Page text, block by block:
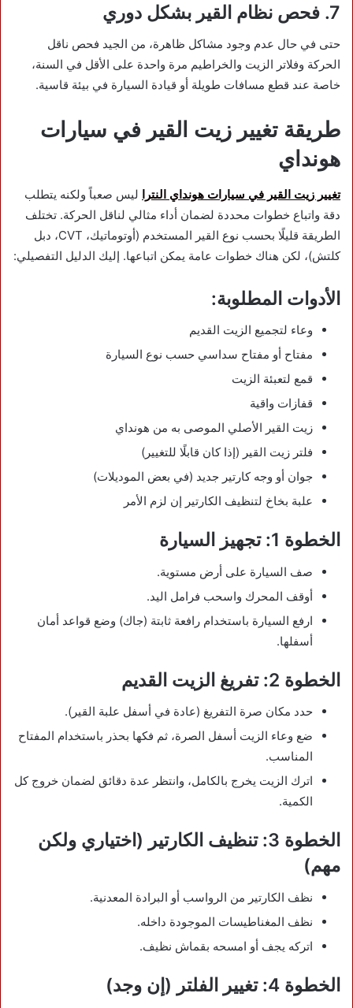
7. فحص نظام القير بشكل دوري
حتى في حال عدم وجود مشاكل ظاهرة، من الجيد فحص ناقل
الحركة وفلاتر الزيت والخراطيم مرة واحدة على الأقل في السنة،
خاصة عند قطع مسافات طويلة أو قيادة السيارة في بيئة قاسية.
طريقة تغيير زيت القير في سيارات
هونداي
تغيير زيت القير في سيارات هونداي النترا ليس صعباً ولكنه يتطلب
دقة واتباع خطوات محددة لضمان أداء مثالي لناقل الحركة. تختلف
الطريقة قليلًا بحسب نوع القير المستخدم (أوتوماتيك، CVT، دبل
كلتش)، لكن هناك خطوات عامة يمكن اتباعها. إليك الدليل التفصيلي:
الأدوات المطلوبة:
وعاء لتجميع الزيت القديم
مفتاح أو مفتاح سداسي حسب نوع السيارة
قمع لتعبئة الزيت
قفازات واقية
زيت القير الأصلي الموصى به من هونداي
فلتر زيت القير (إذا كان قابلًا للتغيير)
جوان أو وجه كارتير جديد (في بعض الموديلات)
علبة بخاخ لتنظيف الكارتير إن لزم الأمر
الخطوة 1: تجهيز السيارة
صف السيارة على أرض مستوية.
أوقف المحرك واسحب فرامل اليد.
ارفع السيارة باستخدام رافعة ثابتة (جاك) وضع قواعد أمان
أسفلها.
الخطوة 2: تفريغ الزيت القديم
حدد مكان صرة التفريغ (عادة في أسفل علبة القير).
ضع وعاء الزيت أسفل الصرة، ثم فكها بحذر باستخدام المفتاح
المناسب.
اترك الزيت يخرج بالكامل، وانتظر عدة دقائق لضمان خروج كل
الكمية.
الخطوة 3: تنظيف الكارتير (اختياري ولكن
مهم)
نظف الكارتير من الرواسب أو البرادة المعدنية.
نظف المغناطيسات الموجودة داخله.
اتركه يجف أو امسحه بقماش نظيف.
الخطوة 4: تغيير الفلتر (إن وجد)